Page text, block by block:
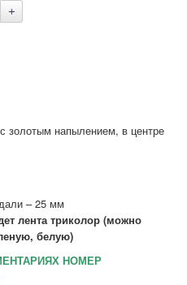
золотым напылением, в центре
– 25 мм
лента триколор (можно
белую)
НОМЕР